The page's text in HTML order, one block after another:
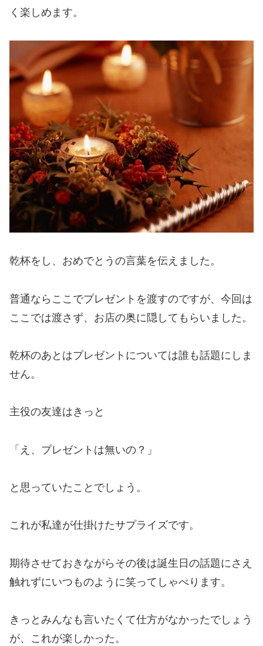
く楽しめます。
乾杯をし、おめでとうの言葉を伝えました。
普通ならここでプレゼントを渡すのですが、今回は
ここでは渡さず、お店の奥に隠してもらいました。
乾杯のあとはプレゼントについては誰も話題にしま
せん。
主役の友達はきっと
「え、プレゼントは無いの？」
と思っていたことでしょう。
これが私達が仕掛けたサプライズです。
期待させておきながらその後は誕生日の話題にさえ
触れずにいつものように笑ってしゃべります。
きっとみんなも言いたくて仕方がなかったでしょう
が、これが楽しかった。